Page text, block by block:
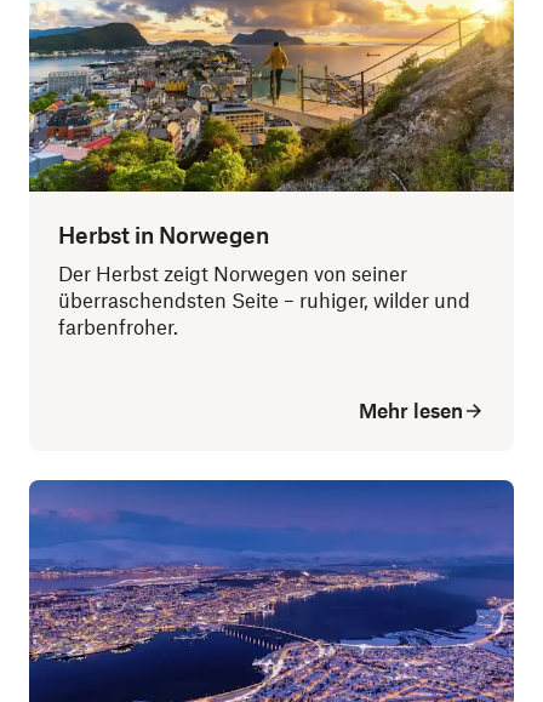
Herbst in Norwegen
Der Herbst zeigt Norwegen von seiner
überraschendsten Seite – ruhiger, wilder und
farbenfroher.
Mehr lesen